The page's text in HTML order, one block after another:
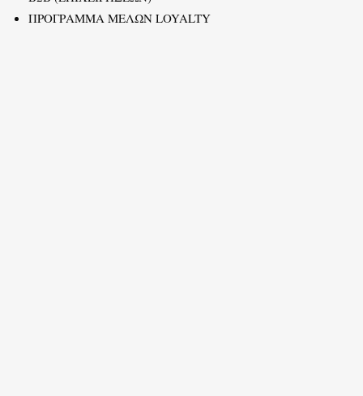
ΠΡΟΓΡΑΜΜΑ ΜΕΛΩΝ LOYALTY